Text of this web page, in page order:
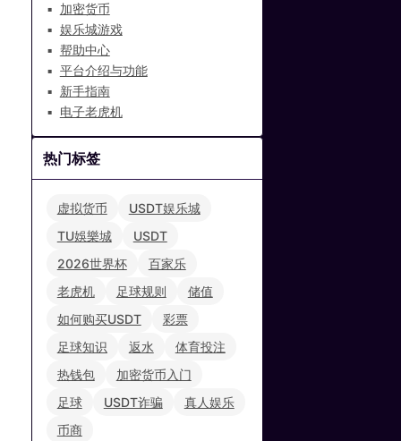
加密货币
娱乐城游戏
帮助中心
平台介绍与功能
新手指南
电子老虎机
热门标签
虚拟货币
USDT娱乐城
TU娛樂城
USDT
2026世界杯
百家乐
老虎机
足球规则
储值
如何购买USDT
彩票
足球知识
返水
体育投注
热钱包
加密货币入门
足球
USDT诈骗
真人娱乐
币商